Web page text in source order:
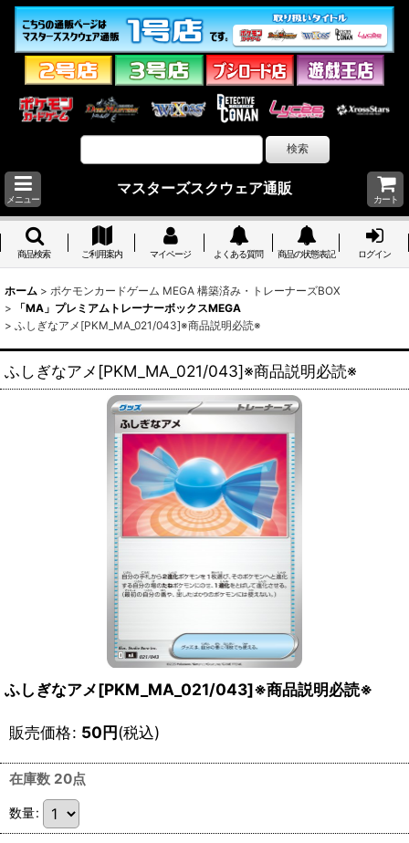
メニュー
マスターズスクウェア通販
カート
商品検索 ご利用案内 マイページ よくある質問 商品の状態表記 ログイン
ホーム > ポケモンカードゲーム MEGA 構築済み・トレーナーズBOX
>
「MA」プレミアムトレーナーボックスMEGA
> ふしぎなアメ[PKM_MA_021/043]※商品説明必読※
ふしぎなアメ[PKM_MA_021/043]※商品説明必読※
ふしぎなアメ[PKM_MA_021/043]※商品説明必読※
販売価格: 50円(税込)
在庫数 20点
数量: